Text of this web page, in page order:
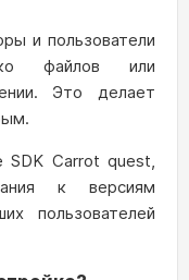
и пользователи
файлов или
Это делает
SDK Carrot quest,
к версиям
пользователей